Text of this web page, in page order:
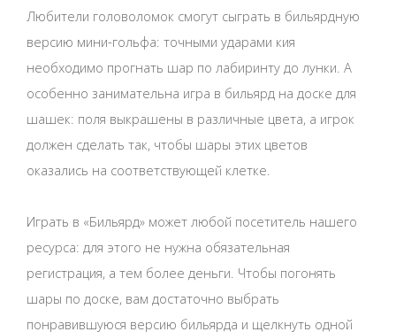
Любители головоломок смогут сыграть в бильярдную
версию мини-гольфа: точными ударами кия
необходимо прогнать шар по лабиринту до лунки. А
особенно занимательна игра в бильярд на доске для
шашек: поля выкрашены в различные цвета, а игрок
должен сделать так, чтобы шары этих цветов
оказались на соответствующей клетке.
Играть в «Бильярд» может любой посетитель нашего
ресурса: для этого не нужна обязательная
регистрация, а тем более деньги. Чтобы погонять
шары по доске, вам достаточно выбрать
понравившуюся версию бильярда и щелкнуть одной